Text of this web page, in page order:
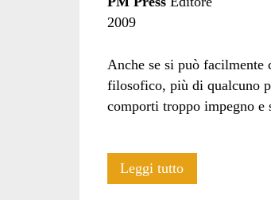
2009
Anche se si può facilmente
filosofico, più di qualcuno
comporti troppo impegno e
Leggi tuttoE’